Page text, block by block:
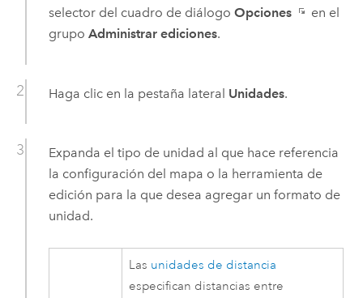
selector del cuadro de diálogo Opciones
en el
grupo Administrar ediciones.
Haga clic en la pestaña lateral Unidades.
Expanda el tipo de unidad al que hace referencia
la configuración del mapa o la herramienta de
edición para la que desea agregar un formato de
unidad.
Las unidades de distancia
especifican distancias entre